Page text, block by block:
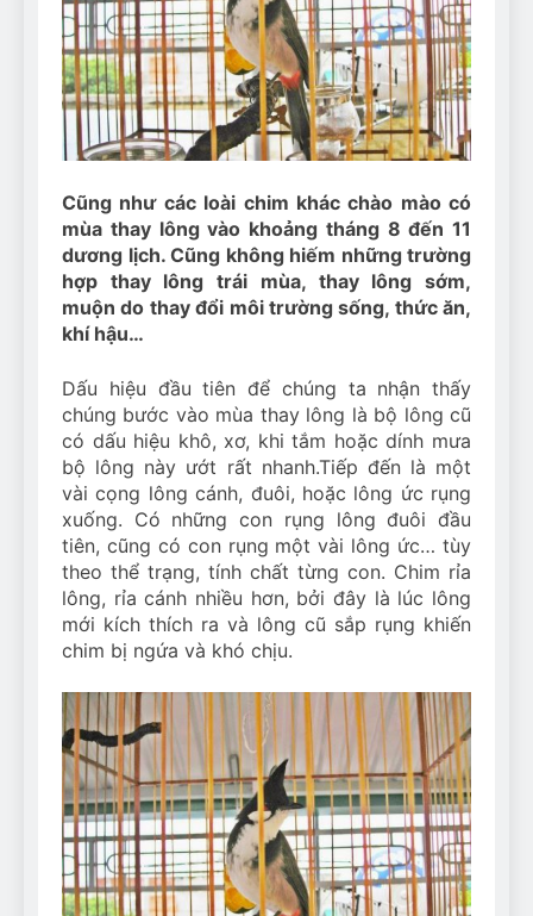
Can Bulldogs Play Fetch?
And How to Train Them!
7 Năm Ago
How Often Do I Need to
Groom My Bulldog
7 Năm Ago
Cũng như các loài chim khác chào mào có
mùa thay lông vào khoảng tháng 8 đến 11
dương lịch. Cũng không hiếm những trường
hợp thay lông trái mùa, thay lông sớm,
muộn do thay đổi môi trường sống, thức ăn,
khí hậu…
Dấu hiệu đầu tiên để chúng ta nhận thấy
chúng bước vào mùa thay lông là bộ lông cũ
có dấu hiệu khô, xơ, khi tắm hoặc dính mưa
bộ lông này ướt rất nhanh.Tiếp đến là một
vài cọng lông cánh, đuôi, hoặc lông ức rụng
xuống. Có những con rụng lông đuôi đầu
tiên, cũng có con rụng một vài lông ức… tùy
theo thể trạng, tính chất từng con. Chim rỉa
lông, rỉa cánh nhiều hơn, bởi đây là lúc lông
mới kích thích ra và lông cũ sắp rụng khiến
chim bị ngứa và khó chịu.